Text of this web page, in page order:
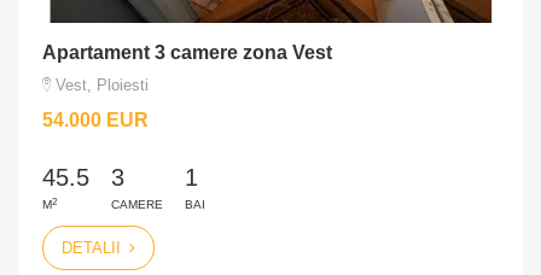
Apartament 3 camere zona Vest
Vest, Ploiesti
54.000 EUR
45.5
M2
3
CAMERE
1
BAI
DETALII